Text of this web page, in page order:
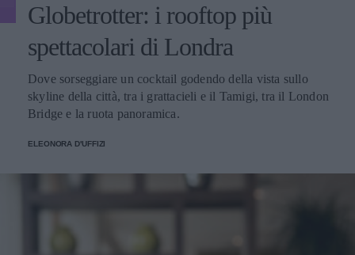
Globetrotter: i rooftop più
spettacolari di Londra
Dove sorseggiare un cocktail godendo della vista sullo
skyline della città, tra i grattacieli e il Tamigi, tra il London
Bridge e la ruota panoramica.
ELEONORA D'UFFIZI